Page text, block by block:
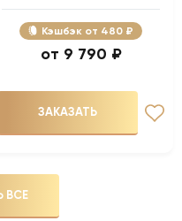
Кэшбэк 480 ₽
9 790 ₽
ЗАКАЗАТЬ
ВСЕ